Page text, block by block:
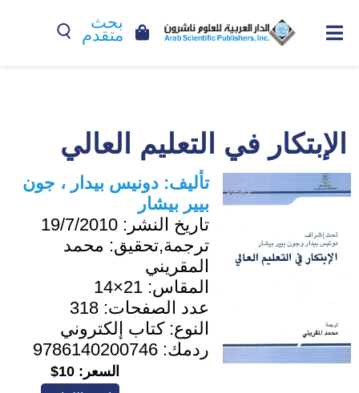
بحث
متقدم
الإبتكار في التعليم العالي
تأليف: دونيس بيدار ، جون
بيير بيشار
تاريخ النشر: 19/7/2010
ترجمة,تحقيق: محمد
المقريني
المقاس: 21×14
عدد الصفحات: 318
النوع:كتاب إلكتروني
ردمك: 9786140200746
السعر: 10$